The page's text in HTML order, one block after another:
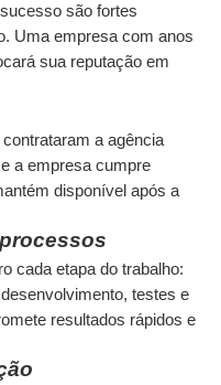
são fortes
Uma empresa com anos
sua reputação em
a agência
a empresa cumpre
disponível após a
cada etapa do trabalho:
testes e
resultados rápidos e